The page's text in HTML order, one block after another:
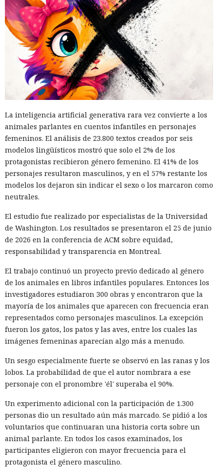
La inteligencia artificial generativa rara vez convierte a los
animales parlantes en cuentos infantiles en personajes
femeninos. El análisis de 23.800 textos creados por seis
modelos lingüísticos mostró que solo el 2% de los
protagonistas recibieron género femenino. El 41% de los
personajes resultaron masculinos, y en el 57% restante los
modelos los dejaron sin indicar el sexo o los marcaron como
neutrales.
El estudio fue realizado por especialistas de la Universidad
de Washington. Los resultados se presentaron el 25 de junio
de 2026 en la conferencia de ACM sobre equidad,
responsabilidad y transparencia en Montreal.
El trabajo continuó un proyecto previo dedicado al género
de los animales en libros infantiles populares. Entonces los
investigadores estudiaron 300 obras y encontraron que la
mayoría de los animales que aparecen con frecuencia eran
representados como personajes masculinos. La excepción
fueron los gatos, los patos y las aves, entre los cuales las
imágenes femeninas aparecían algo más a menudo.
Un sesgo especialmente fuerte se observó en las ranas y los
lobos. La probabilidad de que el autor nombrara a ese
personaje con el pronombre 'él' superaba el 90%.
Un experimento adicional con la participación de 1.300
personas dio un resultado aún más marcado. Se pidió a los
voluntarios que continuaran una historia corta sobre un
animal parlante. En todos los casos examinados, los
participantes eligieron con mayor frecuencia para el
protagonista el género masculino.